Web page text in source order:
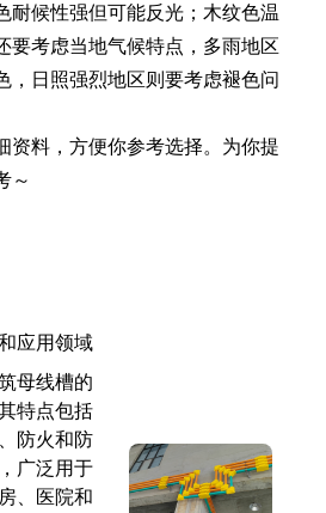
耐候性强但可能反光；木纹色温
要考虑当地气候特点，多雨地区
，日照强烈地区则要考虑褪色问
资料，方便你参考选择。为你提
～
应用领域
母线槽的
特点包括
防火和防
广泛用于
、医院和